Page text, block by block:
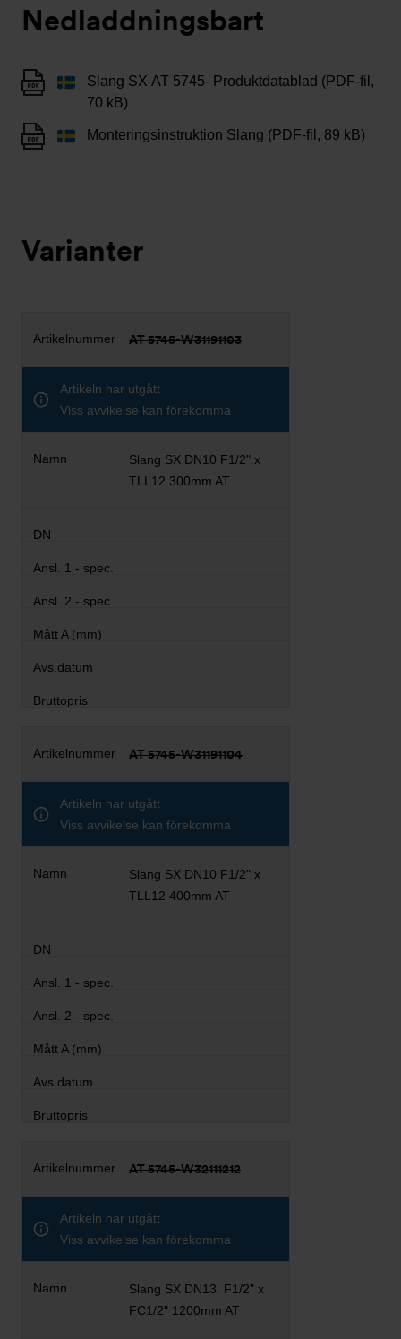
Nedladdningsbart
Slang SX AT 5745- Produktdatablad (PDF-fil,
70 kB)
Monteringsinstruktion Slang (PDF-fil, 89 kB)
Varianter
AT 5745-W31191103
Artikeln har utgått
Viss avvikelse kan förekomma
Slang SX DN10 F1/2" x
TLL12 300mm AT
AT 5745-W31191104
Artikeln har utgått
Viss avvikelse kan förekomma
Slang SX DN10 F1/2" x
TLL12 400mm AT
AT 5745-W32111212
Artikeln har utgått
Viss avvikelse kan förekomma
Slang SX DN13. F1/2" x
FC1/2" 1200mm AT